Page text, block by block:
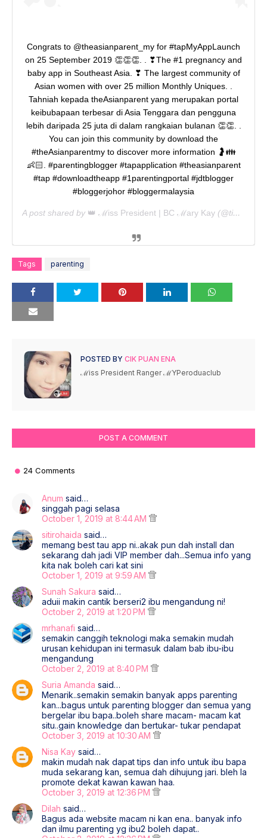
Congrats to @theasianparent_my for #tapMyAppLaunch
on 25 September 2019 👏👏👏. . ❣The #1 pregnancy and
baby app in Southeast Asia. ❣ The largest community of
Asian women with over 25 million Monthly Uniques. .
Tahniah kepada theAsianparent yang merupakan portal
keibubapaan terbesar di Asia Tenggara dan pengguna
lebih daripada 25 juta di dalam rangkaian bulanan 👏👏. .
You can join this community by download the
#theAsianparentmy to discover more information 🤰👪
👶🏻. #parentingblogger #tapapplication #theasianparent
#tap #downloadtheapp #1parentingportal #jdtblogger
#bloggerjohor #bloggermalaysia
A post shared by 👑 ℳiss President | BC ℳary Kay (@tinynasweet) on
Tags parenting
POSTED BY CIK PUAN ENA
ℳiss President Ranger ℳYPeroduaclub
POST A COMMENT
24 Comments
Anum said…
singgah pagi selasa
October 1, 2019 at 8:44 AM
sitirohaida said…
memang best tau app ni..akak pun dah install dan
sekarang dah jadi VIP member dah...Semua info yang
kita nak boleh cari kat sini
October 1, 2019 at 9:59 AM
Sunah Sakura said…
aduii makin cantik berseri2 ibu mengandung ni!
October 2, 2019 at 1:20 PM
mrhanafi said…
semakin canggih teknologi maka semakin mudah
urusan kehidupan ini termasuk dalam bab ibu-ibu
mengandung
October 2, 2019 at 8:40 PM
Suria Amanda said…
Menarik..semakin semakin banyak apps parenting
kan...bagus untuk parenting blogger dan semua yang
bergelar ibu bapa..boleh share macam- macam kat
situ..gain knowledge dan bertukar- tukar pendapat
October 3, 2019 at 10:30 AM
Nisa Kay said…
makin mudah nak dapat tips dan info untuk ibu bapa
muda sekarang kan, semua dah dihujung jari. bleh la
promote dekat kawan kawan haa.
October 3, 2019 at 12:36 PM
Dilah said…
Bagus ada website macam ni kan ena.. banyak info
dan ilmu parenting yg ibu2 boleh dapat..